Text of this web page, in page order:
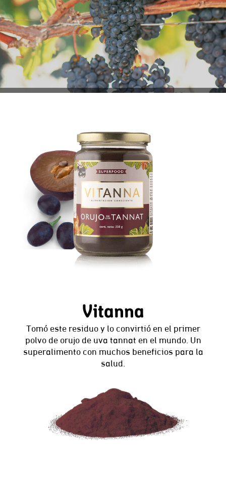
Vitanna
Tomó este residuo y lo convirtió en el primer
polvo de orujo de uva tannat en el mundo. Un
superalimento con muchos beneficios para la
salud.